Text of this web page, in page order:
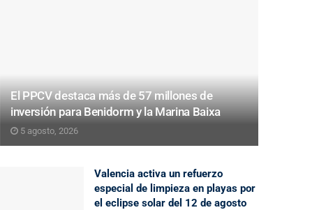
El PPCV destaca más de 57 millones de
inversión para Benidorm y la Marina Baixa
5 agosto, 2026
Valencia activa un refuerzo
especial de limpieza en playas por
el eclipse solar del 12 de agosto